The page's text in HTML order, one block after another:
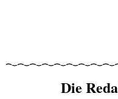
Die